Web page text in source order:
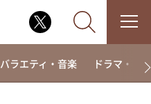
バラエティ・音楽 ドラマ・映画